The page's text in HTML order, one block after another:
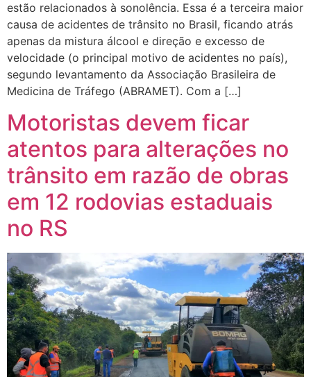
estão relacionados à sonolência. Essa é a terceira maior
causa de acidentes de trânsito no Brasil, ficando atrás
apenas da mistura álcool e direção e excesso de
velocidade (o principal motivo de acidentes no país),
segundo levantamento da Associação Brasileira de
Medicina de Tráfego (ABRAMET). Com a […]
Motoristas devem ficar
atentos para alterações no
trânsito em razão de obras
em 12 rodovias estaduais
no RS